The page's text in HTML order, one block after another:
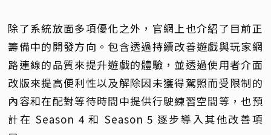
除了系統放面多項優化之外，官網上也介紹了目前正
籌備中的開發方向。包含透過持續改善遊戲與玩家網
路連線的品質來提升遊戲的體驗，並透過使用者介面
改版來提高便利性以及解除因未獲得駕照而受限制的
內容和在配對等待時間中提供行駛練習空間等，也預
計在 Season 4 和 Season 5 逐步導入其他改善項